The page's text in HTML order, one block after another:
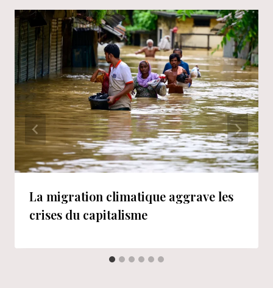
La migration climatique aggrave les
crises du capitalisme